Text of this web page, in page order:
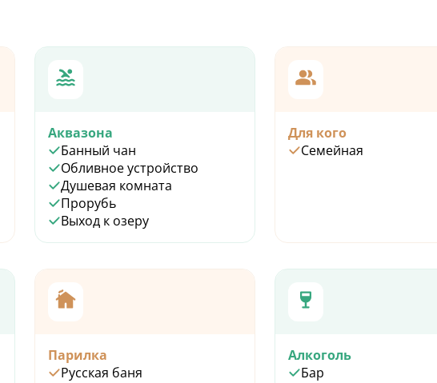
Аквазона
Банный чан
Обливное устройство
Душевая комната
Прорубь
Выход к озеру
Для кого
Семейная
Парилка
Русская баня
Алкоголь
Бар